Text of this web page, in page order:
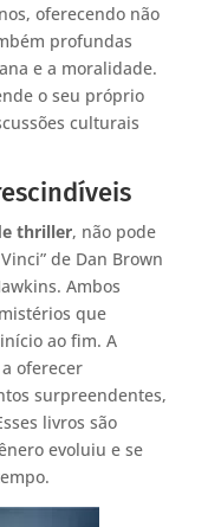
oferecendo não
profundas
e a moralidade.
o seu próprio
culturais
thriller, não pode
de Dan Brown
Ambos
que
ao fim. A
oferecer
surpreendentes,
livros são
evoluiu e se